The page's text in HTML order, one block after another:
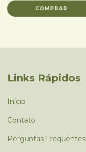
Links Rápidos
Início
Contato
Perguntas Frequentes